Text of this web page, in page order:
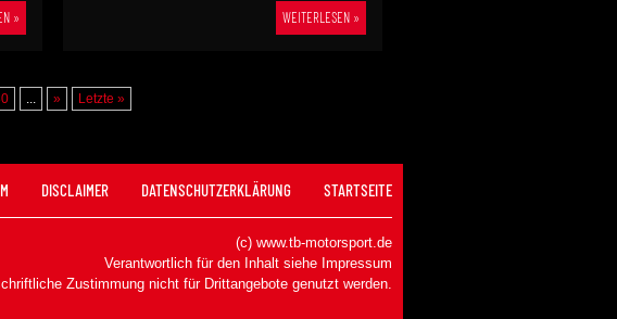
» WEITERLESEN »
... » Letzte »
STARTSEITE
DATENSCHUTZERKLÄRUNG
DISCLAIMER
(c) www.tb-motorsport.de
Verantwortlich für den Inhalt siehe Impressum
Zustimmung nicht für Drittangebote genutzt werden.